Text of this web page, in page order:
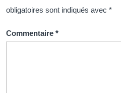
obligatoires sont indiqués avec *
Commentaire *